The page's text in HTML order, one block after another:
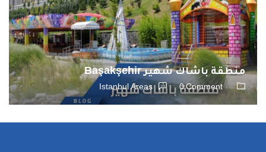
منطقة باشاك شهير Başakşehir
Istanbul Areas 0 Comment